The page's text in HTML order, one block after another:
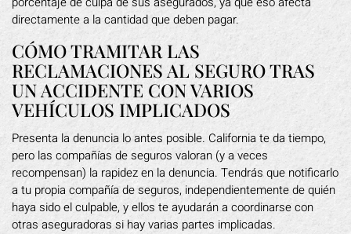
directamente a la cantidad que deben pagar.
CÓMO TRAMITAR LAS
RECLAMACIONES AL SEGURO TRAS
UN ACCIDENTE CON VARIOS
VEHÍCULOS IMPLICADOS
Presenta la denuncia lo antes posible. California te da tiempo,
pero las compañías de seguros valoran (y a veces
recompensan) la rapidez en la denuncia. Tendrás que notificarlo
a tu propia compañía de seguros, independientemente de quién
haya sido el culpable, y ellos te ayudarán a coordinarse con
otras aseguradoras si hay varias partes implicadas.